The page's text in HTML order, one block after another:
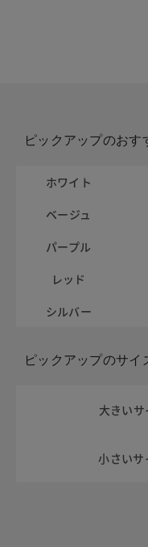
ピックアップのおす
ホワイト
ベージュ
パープル
レッド
シルバー
ピックアップのサイ
大きいサ
小さいサ